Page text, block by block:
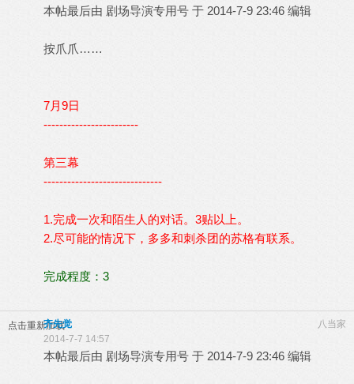
本帖最后由 剧场导演专用号 于 2014-7-9 23:46 编辑
按爪爪……
7月9日
------------------------
第三幕
------------------------------
1.完成一次和陌生人的对话。3贴以上。
2.尽可能的情况下，多多和刺杀团的苏格有联系。
完成程度：3
点击重新加载 八当家
齐先觉
2014-7-7 14:57
本帖最后由 剧场导演专用号 于 2014-7-9 23:46 编辑